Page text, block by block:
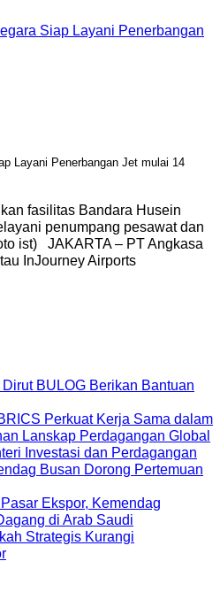
Layani Penerbangan Jet mulai 14
fasilitas Bandara Husein
penumpang pesawat dan
ist) JAKARTA – PT Angkasa
InJourney Airports
BULOG Berikan Bantuan
Perkuat Kerja Sama dalam
Lanskap Perdagangan Global
Investasi dan Perdagangan
Busan Dorong Pertemuan
Ekspor, Kemendag
di Arab Saudi
Strategis Kurangi